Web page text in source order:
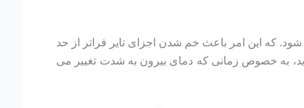
که این امر باعث خم شدن اجزای تایر فراتر از حد
به خصوص زمانی که دمای بیرون به شدت تغییر می